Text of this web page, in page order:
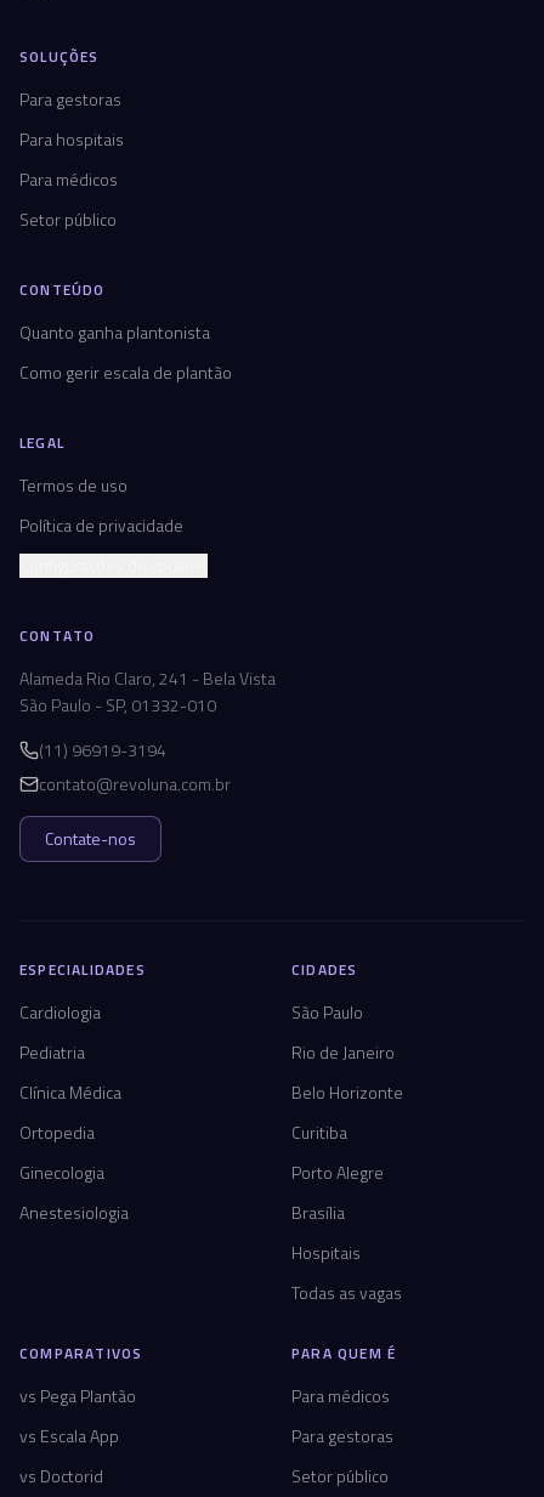
SOLUÇÕES
Para gestoras
Para hospitais
Para médicos
Setor público
CONTEÚDO
Quanto ganha plantonista
Como gerir escala de plantão
LEGAL
Termos de uso
Política de privacidade
CONTATO
Alameda Rio Claro, 241 - Bela Vista
São Paulo - SP, 01332-010
(11) 96919-3194
contato@revoluna.com.br
Contate-nos
ESPECIALIDADES
Cardiologia
Pediatria
Clínica Médica
Ortopedia
Ginecologia
Anestesiologia
CIDADES
São Paulo
Rio de Janeiro
Belo Horizonte
Curitiba
Porto Alegre
Brasília
Hospitais
Todas as vagas
COMPARATIVOS
vs Pega Plantão
vs Escala App
vs Doctorid
PARA QUEM É
Para médicos
Para gestoras
Setor público